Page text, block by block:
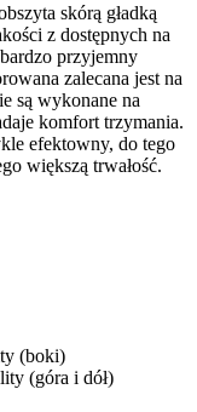
skórą gładką
z dostępnych na
przyjemny
zalecana jest na
są wykonane na
komfort trzymania.
efektowny, do tego
większą trwałość.
(boki)
(góra i dół)